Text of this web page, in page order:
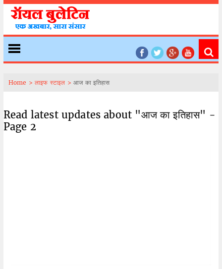
Home > लाइफ स्टाइल > आज का इतिहास
Read latest updates about "आज का इतिहास" -
Page 2